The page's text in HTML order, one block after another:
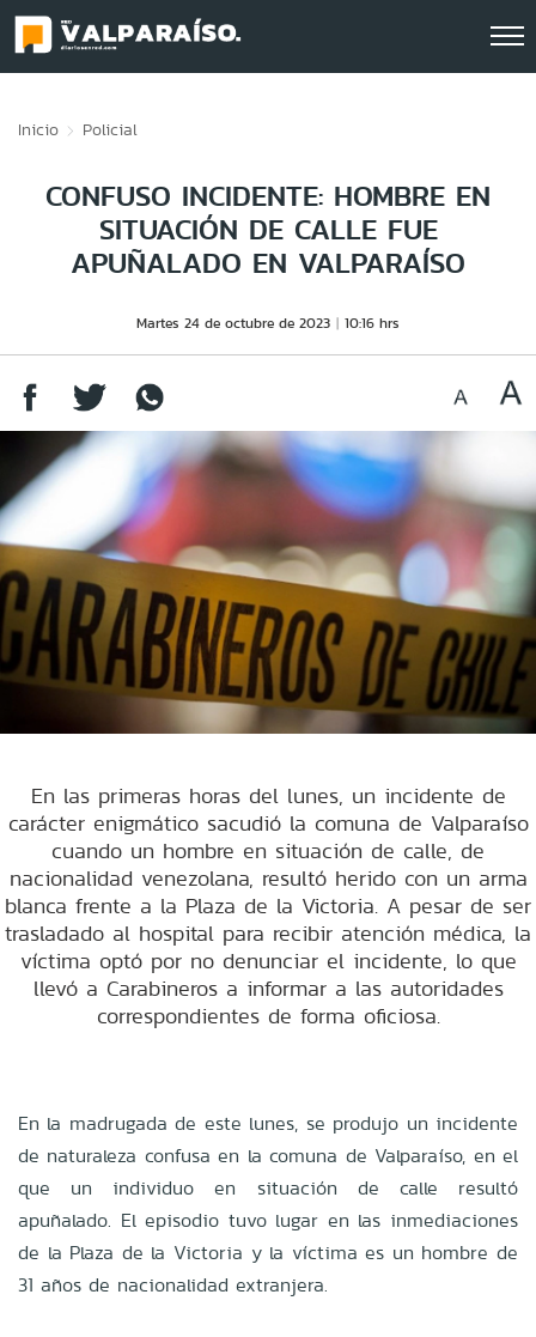
Inicio Policial
CONFUSO INCIDENTE: HOMBRE EN
SITUACIÓN DE CALLE FUE
APUÑALADO EN VALPARAÍSO
Martes 24 de octubre de 2023 10:16 hrs
En las primeras horas del lunes, un incidente de
carácter enigmático sacudió la comuna de Valparaíso
cuando un hombre en situación de calle, de
nacionalidad venezolana, resultó herido con un arma
blanca frente a la Plaza de la Victoria. A pesar de ser
trasladado al hospital para recibir atención médica, la
víctima optó por no denunciar el incidente, lo que
llevó a Carabineros a informar a las autoridades
correspondientes de forma oficiosa.
En la madrugada de este lunes, se produjo un incidente
de naturaleza confusa en la comuna de Valparaíso, en el
que un individuo en situación de calle resultó
apuñalado. El episodio tuvo lugar en las inmediaciones
de la Plaza de la Victoria y la víctima es un hombre de
31 años de nacionalidad extranjera.